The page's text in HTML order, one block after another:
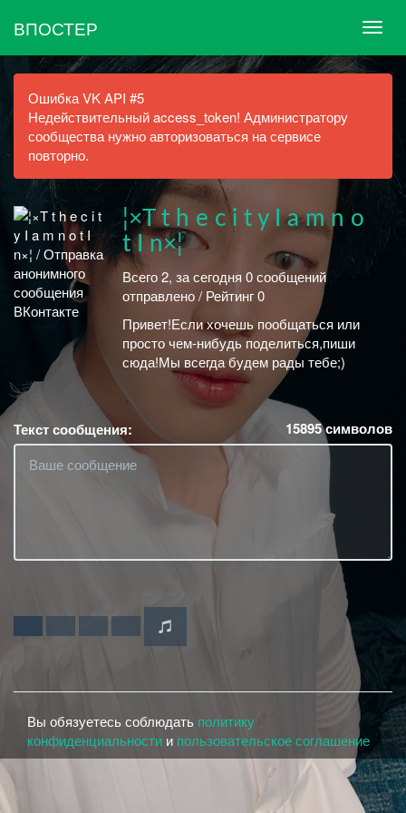
ВПОСТЕР
Ошибка VK API #5
Недействительный access_token! Администратору
сообщества нужно авторизоваться на сервисе
повторно.
¦×T t h e c i t y I a m n o
t I n×¦
Всего 2, за сегодня 0 сообщений
отправлено / Рейтинг 0
Привет!Если хочешь пообщаться или
просто чем-нибудь поделиться,пиши
сюда!Мы всегда будем рады тебе;)
Текст сообщения: 15895символов
Вы обязуетесь соблюдать политику
конфиденциальности и пользовательское соглашение